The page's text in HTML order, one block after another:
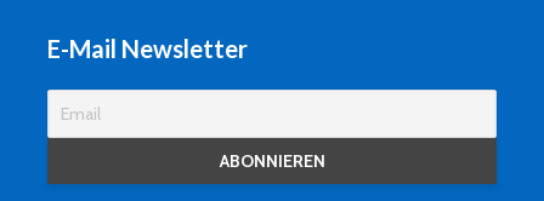
E-Mail Newsletter